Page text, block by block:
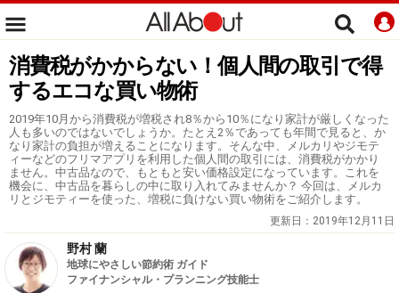
消費税がかからない！個人間の取引で得
するエコな買い物術
2019年10月から消費税が増税され8％から10％になり家計が厳しくなった
人も多いのではないでしょうか。たとえ2％であっても年間で見ると、か
なり家計の負担が増えることになります。そんな中、メルカリやジモテ
ィーなどのフリマアプリを利用した個人間の取引には、消費税がかかり
ません。中古品なので、もともと安い価格設定になっています。これを
機会に、中古品を暮らしの中に取り入れてみませんか？ 今回は、メルカ
リとジモティーを使った、増税に負けない買い物術をご紹介します。
更新日： 2019年12月11日
野村 蘭
地球にやさしい節約術 ガイド
ファイナンシャル・プランニング技能士